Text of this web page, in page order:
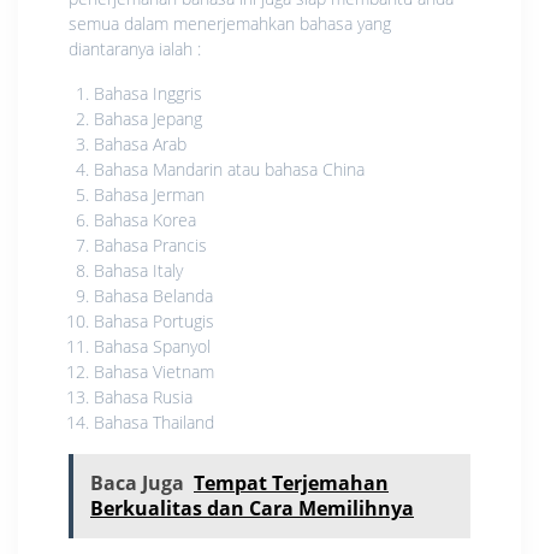
semua dalam menerjemahkan bahasa yang
diantaranya ialah :
Bahasa Inggris
Bahasa Jepang
Bahasa Arab
Bahasa Mandarin atau bahasa China
Bahasa Jerman
Bahasa Korea
Bahasa Prancis
Bahasa Italy
Bahasa Belanda
Bahasa Portugis
Bahasa Spanyol
Bahasa Vietnam
Bahasa Rusia
Bahasa Thailand
Baca Juga Tempat Terjemahan
Berkualitas dan Cara Memilihnya